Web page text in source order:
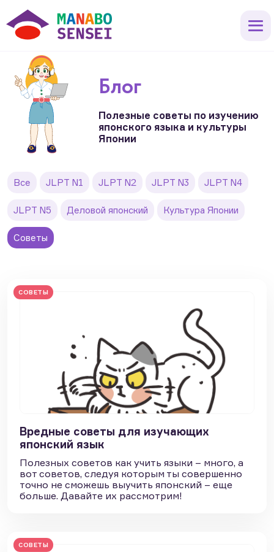
Блог
Полезные советы по изучению
японского языка и культуры
Японии
Все JLPT N1 JLPT N2 JLPT N3 JLPT N4
JLPT N5 Деловой японский Культура Японии
Советы
СОВЕТЫ
Вредные советы для изучающих
японский язык
Полезных советов как учить языки – много, а
вот советов, следуя которым ты совершенно
точно не сможешь выучить японский – еще
больше. Давайте их рассмотрим!
СОВЕТЫ